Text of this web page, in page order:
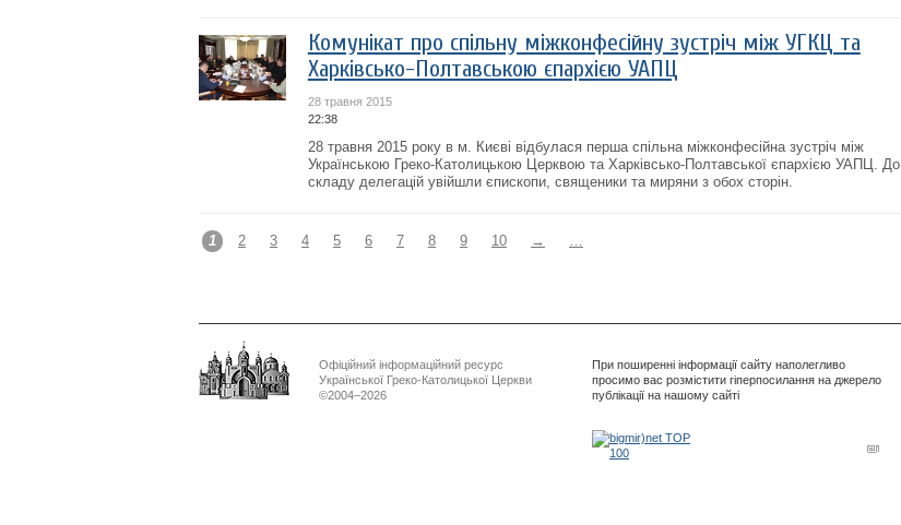
Комунікат про спільну міжконфесійну зустріч між УГКЦ та
Харківсько-Полтавською єпархією УАПЦ
28 травня 2015
22:38
28 травня 2015 року в м. Києві відбулася перша спільна міжконфесійна зустріч між
Українською Греко-Католицькою Церквою та Харківсько-Полтавської єпархією УАПЦ. До
складу делегацій увійшли єпископи, священики та миряни з обох сторін.
1 2 3 4 5 6 7 8 9 10 → …
Офіційний інформаційний ресурс
Української Греко-Католицької Церкви
©2004–2026
При поширенні інформації сайту наполегливо
просимо вас розмістити гіперпосилання на джерело
публікації на нашому сайті